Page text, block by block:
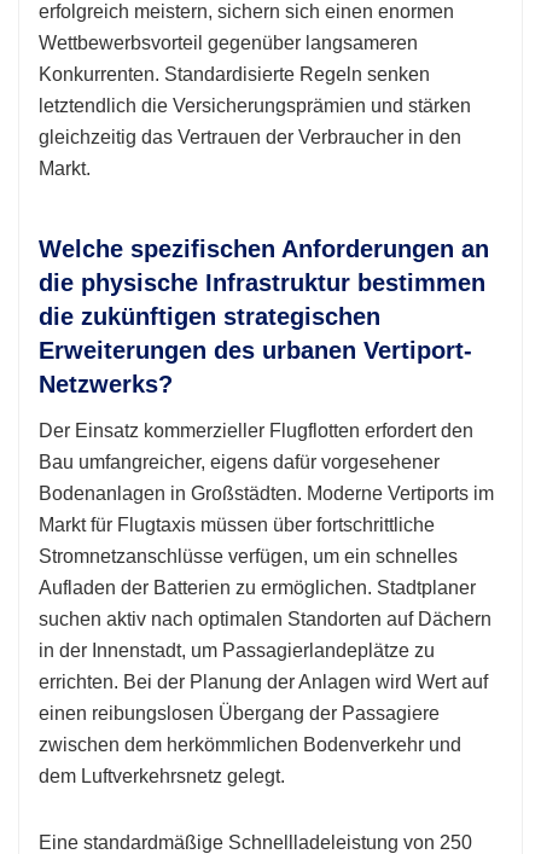
erfolgreich meistern, sichern sich einen enormen
Wettbewerbsvorteil gegenüber langsameren
Konkurrenten. Standardisierte Regeln senken
letztendlich die Versicherungsprämien und stärken
gleichzeitig das Vertrauen der Verbraucher in den
Markt.
Welche spezifischen Anforderungen an
die physische Infrastruktur bestimmen
die zukünftigen strategischen
Erweiterungen des urbanen Vertiport-
Netzwerks?
Der Einsatz kommerzieller Flugflotten erfordert den
Bau umfangreicher, eigens dafür vorgesehener
Bodenanlagen in Großstädten. Moderne Vertiports im
Markt für Flugtaxis müssen über fortschrittliche
Stromnetzanschlüsse verfügen, um ein schnelles
Aufladen der Batterien zu ermöglichen. Stadtplaner
suchen aktiv nach optimalen Standorten auf Dächern
in der Innenstadt, um Passagierlandeplätze zu
errichten. Bei der Planung der Anlagen wird Wert auf
einen reibungslosen Übergang der Passagiere
zwischen dem herkömmlichen Bodenverkehr und
dem Luftverkehrsnetz gelegt.
Eine standardmäßige Schnellladeleistung von 250